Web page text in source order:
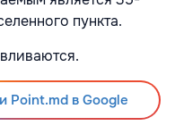
пункта.
Point.md в Google